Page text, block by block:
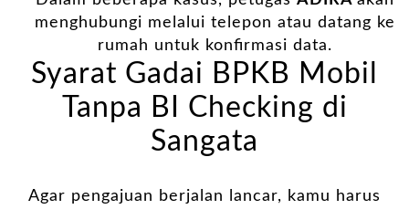
menghubungi melalui telepon atau datang ke
rumah untuk konfirmasi data.
Syarat Gadai BPKB Mobil
Tanpa BI Checking di
Sangata
Agar pengajuan berjalan lancar, kamu harus